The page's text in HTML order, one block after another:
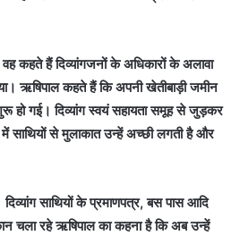
कहते हैं दिव्यांगजनों के अधिकारों के अलावा
ऋषिपाल कहते हैं कि अपनी खेतीबाड़ी जमीन
हो गई। दिव्यांग स्वयं सहायता समूह से जुड़कर
साथियों से मुलाकात उन्हें अच्छी लगती है और
साथियों के प्रमाणपत्र, बस पास आदि
चला रहे ऋषिपाल का कहना है कि अब उन्हें